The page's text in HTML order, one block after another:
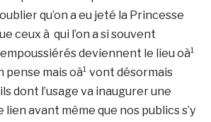
qu’on a eu jeté la Princesse
ceux à qui l’on a si souvent
deviennent le lieu oà¹
pense mais oà¹ vont désormais
dont l’usage va inaugurer une
avant même que nos publics s’y